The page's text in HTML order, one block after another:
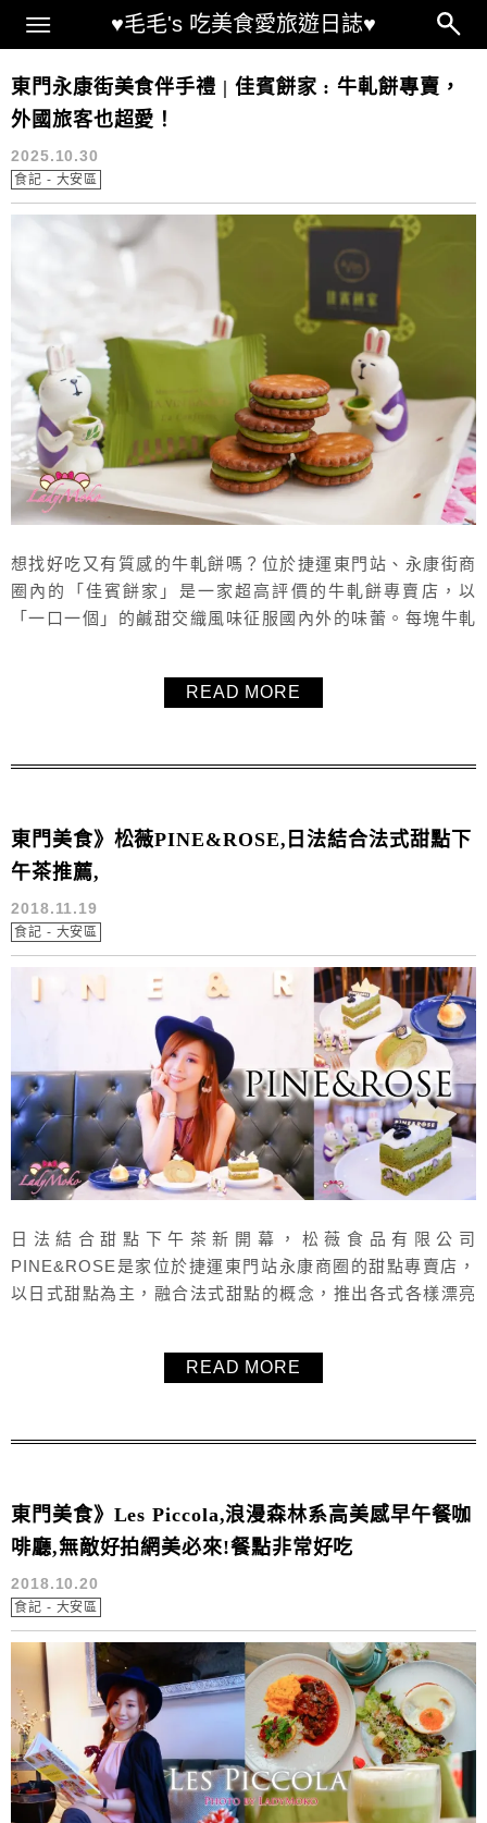
♥毛毛's 吃美食愛旅遊日誌♥
Main Menu
永康街美食
東門永康街美食伴手禮 | 佳賓餅家 : 牛軋餅專賣，
外國旅客也超愛！
2025.10.30
食記 - 大安區
想找好吃又有質感的牛軋餅嗎？位於捷運東門站、永康街商
圈內的「佳賓餅家」是一家超高評價的牛軋餅專賣店，以
「一口一個」的鹹甜交織風味征服國內外的味蕾。每塊牛軋
禮盒包裝簡約又有質感，送禮體面、自己吃也不會覺得過度
READ MORE
東門美食》松薇PINE&ROSE,日法結合法式甜點下
午茶推薦,
2018.11.19
食記 - 大安區
日法結合甜點下午茶新開幕，松薇食品有限公司
PINE&ROSE是家位於捷運東門站永康商圈的甜點專賣店，
以日式甜點為主，融合法式甜點的概念，推出各式各樣漂亮
茶控一起來品嚐看看吧！是個姐妹聊天、逛街走累、看書休
READ MORE
東門美食》Les Piccola,浪漫森林系高美感早午餐咖
啡廳,無敵好拍網美必來!餐點非常好吃
2018.10.20
食記 - 大安區